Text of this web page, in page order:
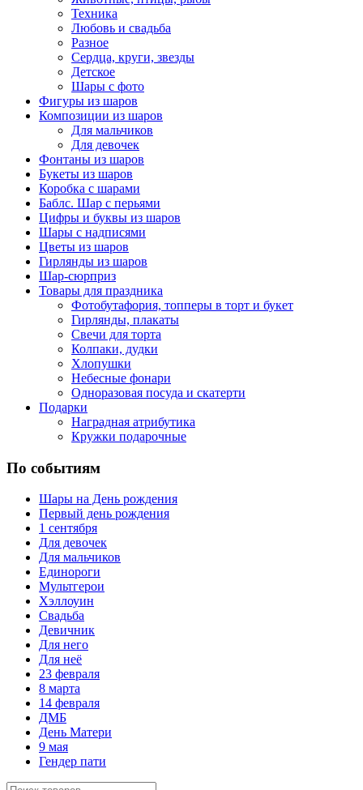
Техника
Любовь и свадьба
Разное
Сердца, круги, звезды
Детское
Шары с фото
Фигуры из шаров
Композиции из шаров
Для мальчиков
Для девочек
Фонтаны из шаров
Букеты из шаров
Коробка с шарами
Баблс. Шар с перьями
Цифры и буквы из шаров
Шары с надписями
Цветы из шаров
Гирлянды из шаров
Шар-сюрприз
Товары для праздника
Фотобутафория, топперы в торт и букет
Гирлянды, плакаты
Свечи для торта
Колпаки, дудки
Хлопушки
Небесные фонари
Одноразовая посуда и скатерти
Подарки
Наградная атрибутика
Кружки подарочные
По событиям
Шары на День рождения
Первый день рождения
1 сентября
Для девочек
Для мальчиков
Единороги
Мультгерои
Хэллоуин
Свадьба
Девичник
Для него
Для неё
23 февраля
8 марта
14 февраля
ДМБ
День Матери
9 мая
Гендер пати